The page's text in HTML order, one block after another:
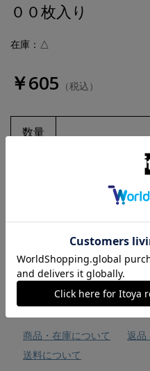
００枚入り
在庫：△
￥605 （税込）
数量
お気に入りに追加
商品・在庫について
返品
送料について